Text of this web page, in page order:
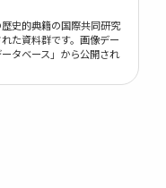
史的典籍の国際共同研究
た資料群です。画像デー
タベース」から公開され